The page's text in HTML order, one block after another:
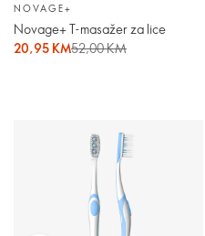
NOVAGE+
Novage+ T-masažer za lice
20,95 KM52,00 KM